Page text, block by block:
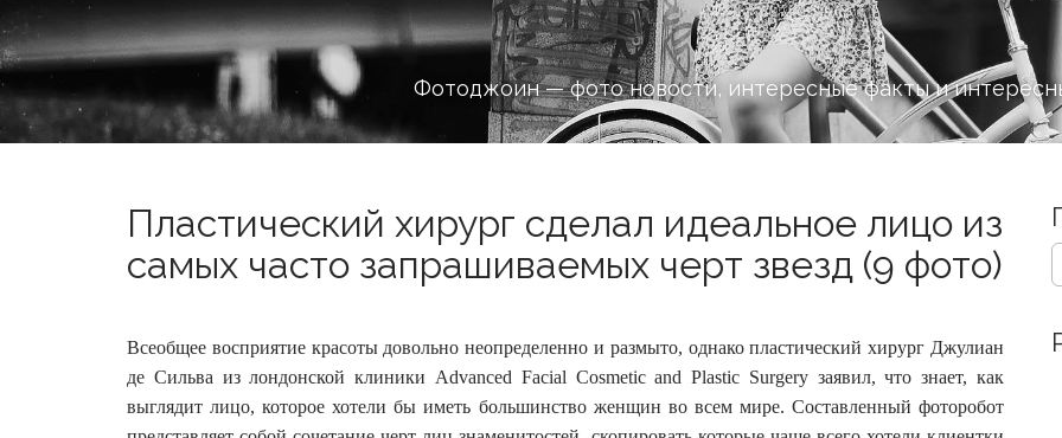
Фотоджоин — фото новости, интересные факты и
Пластический хирург сделал идеальное лицо из
самых часто запрашиваемых черт звезд (9 фото)
Всеобщее восприятие красоты довольно неопределенно и размыто, однако пластический хирург Джулиан
де Сильва из лондонской клиники Advanced Facial Cosmetic and Plastic Surgery заявил, что знает, как
выглядит лицо, которое хотели бы иметь большинство женщин во всем мире. Составленный фоторобот
S
e
c